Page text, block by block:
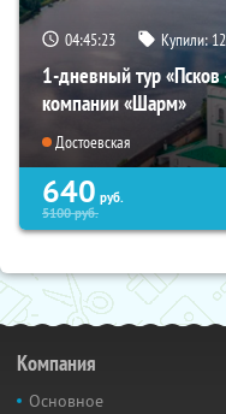
04:45:22 Купили:12
1-дневный тур
компании «Шарм»
Достоевская
640 руб.
5100руб.
Компания
Основное